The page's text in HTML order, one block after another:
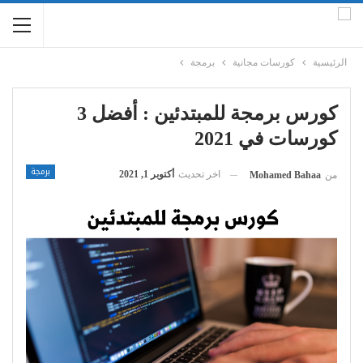
الرئيسية كورسات مجانية برمجة
كورس برمجة للمبتدئين : أفضل 3
كورسات في 2021
برمجة من Mohamed Bahaa اخر تحديث أكتوبر 1, 2021